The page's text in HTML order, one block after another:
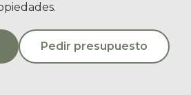
Pedir presupuesto